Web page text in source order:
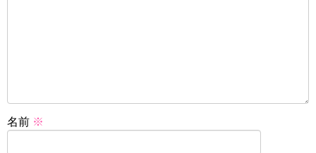
名前 ※